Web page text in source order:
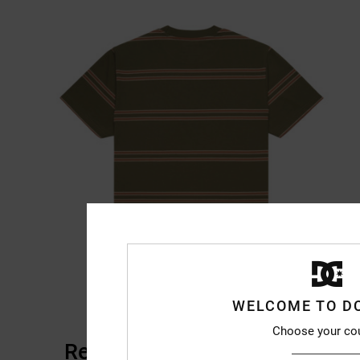
Reviews van klanten
WELCOME TO
Choose your